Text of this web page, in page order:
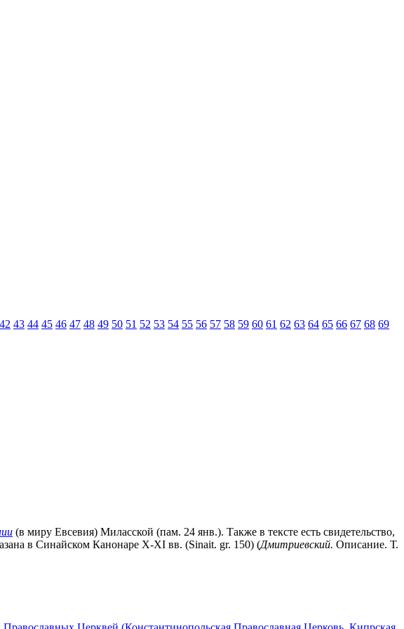
42 43 44 45 46 47 48 49 50 51 52 53 54 55 56 57 58 59 60 61 62 63 64 65 66 67 68 69
(в миру Евсевия) Миласской (пам. 24 янв.). Также в тексте есть свидетельство,
в Синайском Канонаре X-XI вв. (Sinait. gr. 150) (Дмитриевский. Описание. Т.